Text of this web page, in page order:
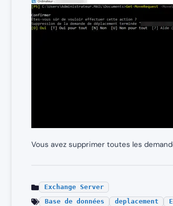
Vous avez supprimer toutes les
Exchange Server
Base de données
deplacement